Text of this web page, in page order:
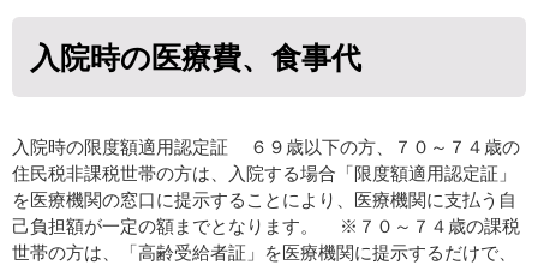
入院時の医療費、食事代
入院時の限度額適用認定証 ６９歳以下の方、７０～７４歳の
住民税非課税世帯の方は、入院する場合「限度額適用認定証」
を医療機関の窓口に提示することにより、医療機関に支払う自
己負担額が一定の額までとなります。 ※７０～７４歳の課税
世帯の方は、「高齢受給者証」を医療機関に提示するだけで、